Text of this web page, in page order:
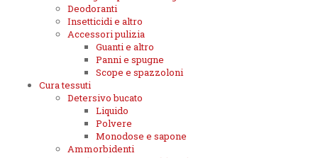
Deodoranti
Insetticidi e altro
Accessori pulizia
Guanti e altro
Panni e spugne
Scope e spazzoloni
Cura tessuti
Detersivo bucato
Liquido
Polvere
Monodose e sapone
Ammorbidenti